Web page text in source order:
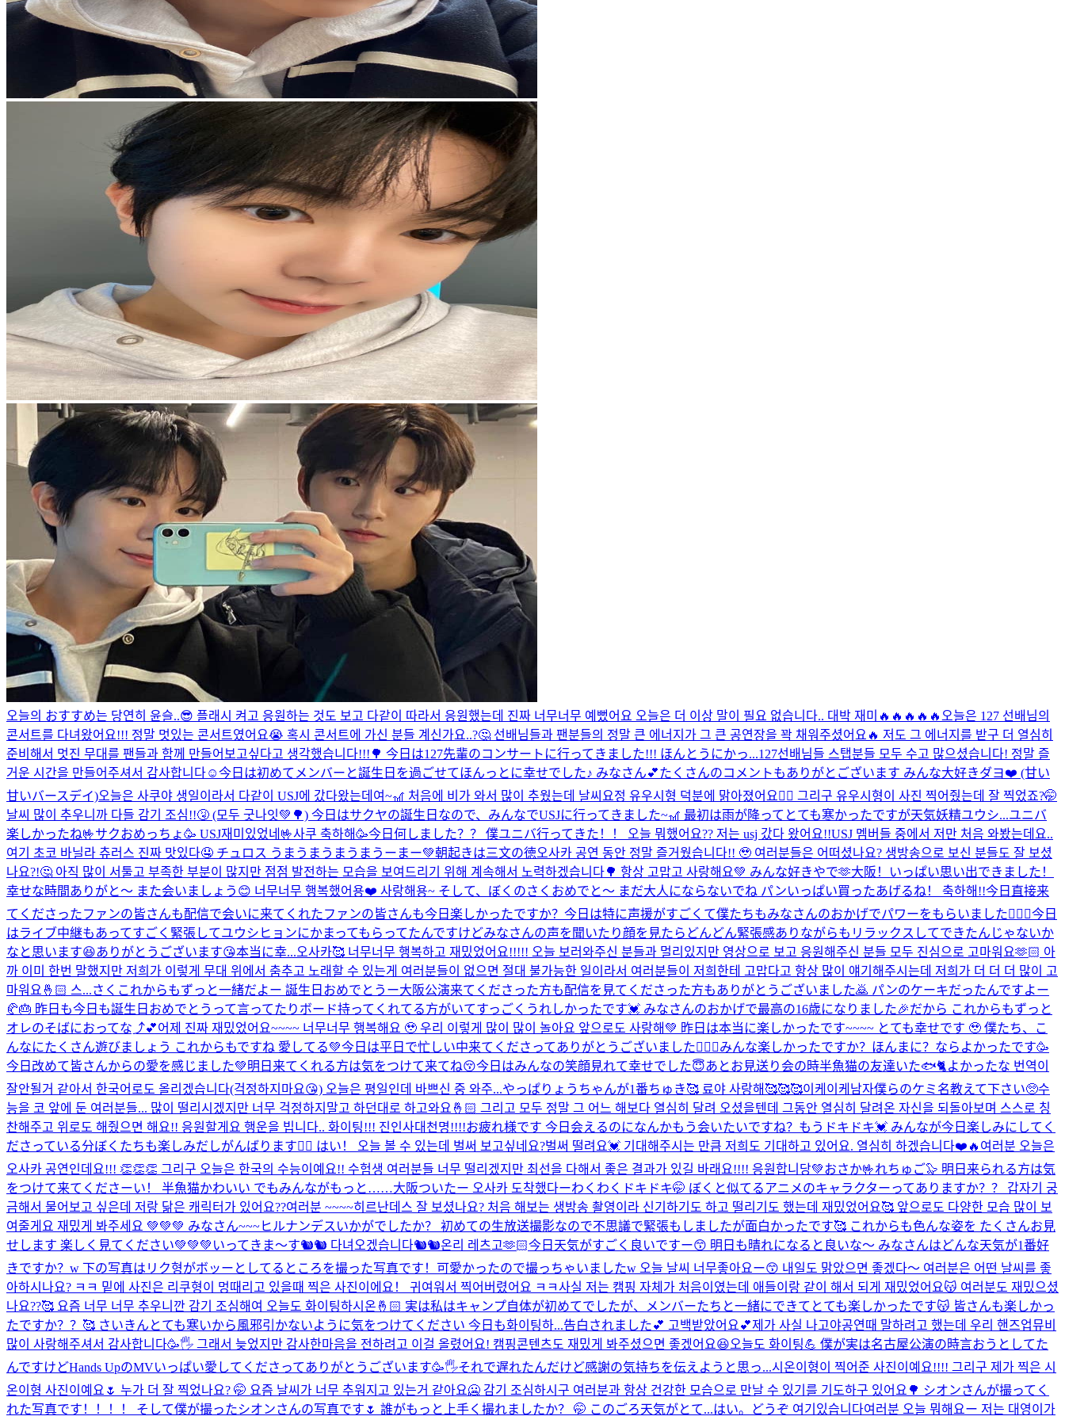
오늘의 おすすめ는 당연히 윤슬..😎 플래시 켜고 응원하는 것도 보고 다같이 따라서 응원했는데 진짜 너무너무 예뻤어요 오늘은 더 이상 말이 필요 없습니다.. 대박 재미🔥🔥🔥🔥🔥 오늘은 127 선배님의
콘서트를 다녀왔어요!!! 정말 멋있는 콘서트였어요😭 혹시 콘서트에 가신 분들 계신가요..?🤔 선배님들과 팬분들의 정말 큰 에너지가 그 큰 공연장을 꽉 채워주셨어요🔥 저도 그 에너지를 받구 더 열심히
준비해서 멋진 무대를 팬들과 함께 만들어보고싶다고 생각했습니다!!!🌳 今日は127先輩のコンサートに行ってきました!!! ほんとうにかっ...127선배님들 스탭분들 모두 수고 많으셨습니다! 정말 즐
거운 시간을 만들어주셔서 감사합니다☺️今日は初めてメンバーと誕生日を過ごせてほんっとに幸せでした♪ みなさん💕たくさんのコメントもありがとございます みんな大好きダヨ❤️ (甘い
甘いバースデイ)오늘은 사쿠야 생일이라서 다같이 USJ에 갔다왔는데여~🎢 처음에 비가 와서 많이 추웠는데 날씨요정 유우시형 덕분에 맑아졌어요🧚‍♂️ 그리구 유우시형이 사진 찍어줬는데 잘 찍었죠?🤭
날씨 많이 추우니까 다들 감기 조심!!🤧 (모두 굿나잇💚🌳) 今日はサクヤの誕生日なので、みんなでUSJに行ってきました~🎢 最初は雨が降ってとても寒かったですが天気妖精ユウシ...ユニバ
楽しかったね🤟サクおめっちょ🥳 USJ재미있었네🤟사쿠 축하해🥳今日何しました？？ 僕ユニバ行ってきた！！ 오늘 뭐했어요?? 저는 usj 갔다 왔어요!!USJ 멤버들 중에서 저만 처음 와봤는데요..
여기 초코 바닐라 츄러스 진짜 맛있다🤤 チュロス うまうまうまうまうーまー💚朝起きは三文の徳오사카 공연 동안 정말 즐거웠습니다!! 🥹 여러분들은 어떠셨나요? 생방송으로 보신 분들도 잘 보셨
나요?!🤔 아직 많이 서툴고 부족한 부분이 많지만 점점 발전하는 모습을 보여드리기 위해 계속해서 노력하겠습니다🌳 항상 고맙고 사랑해요💚 みんな好きやで🫶大阪！いっぱい思い出できました！
幸せな時間ありがと〜 また会いましょう😊 너무너무 행복했어용❤️ 사랑해용~ そして、ぼくのさくおめでと〜 まだ大人にならないでね パンいっぱい買ったあげるね！ 축하해!!今日直接来
てくださったファンの皆さんも配信で会いに来てくれたファンの皆さんも今日楽しかったですか？今日は特に声援がすごくて僕たちもみなさんのおかげでパワーをもらいました🙇🏻‍♂️今日
はライブ中継もあってすごく緊張してユウシヒョンにかまってもらってたんですけどみなさんの声を聞いたり顔を見たらどんどん緊張感ありながらもリラックスしてできたんじゃないか
なと思います😆ありがとうございます😘本当に幸...오사카🥰 너무너무 행복하고 재밌었어요!!!!! 오늘 보러와주신 분들과 멀리있지만 영상으로 보고 응원해주신 분들 모두 진심으로 고마워요🫶🏻 아
까 이미 한번 말했지만 저희가 이렇게 무대 위에서 춤추고 노래할 수 있는게 여러분들이 없으면 절대 불가능한 일이라서 여러분들이 저희한테 고맙다고 항상 많이 얘기해주시는데 저희가 더 더 더 많이 고
마워요🤞🏻 스...さくこれからもずっと一緒だよー 誕生日おめでとうー大阪公演来てくださった方も配信を見てくださった方もありがとうございました🙇 パンのケーキだったんですよー
🥐🎂 昨日も今日も誕生日おめでとうって言ってたりボード持ってくれてる方がいてすっごくうれしかったです💓 みなさんのおかげで最高の16歳になりました🎉だから これからもずっと
オレのそばにおってな⤴︎💕어제 진짜 재밌었어요~~~~ 너무너무 행복해요 🥹 우리 이렇게 많이 많이 놀아요 앞으로도 사랑해💚 昨日は本当に楽しかったです~~~~ とても幸せです 🥹 僕たち、こ
んなにたくさん遊びましょう これからもですね 愛してる💚今日は平日で忙しい中来てくださってありがとうございました🙇🏻‍♂️みんな楽しかったですか？ほんまに？ならよかったです🥳
今日改めて皆さんからの愛を感じました💚明日来てくれる方は気をつけて来てね😚今日はみんなの笑顔見れて幸せでした😇あとお見送り会の時半魚猫の友達いた🐟🐈よかったな 번역이
잘안될거 같아서 한국어로도 올리겠습니다(걱정하지마요😘) 오늘은 평일인데 바쁘신 중 와주...やっぱりょうちゃんが1番ちゅき🥰 료야 사랑해🥰🥰🥰이케이케남자僕らのケミ名教えて下さい🥺수
능을 코 앞에 둔 여러분들... 많이 떨리시겠지만 너무 걱정하지말고 하던대로 하고와요🤞🏻 그리고 모두 정말 그 어느 해보다 열심히 달려 오셨을텐데 그동안 열심히 달려온 자신을 되돌아보며 스스로 칭
찬해주고 위로도 해줬으면 해요!! 응원할게요 행운을 빕니다.. 화이팅!!! 진인사대천명!!!!お疲れ様です 今日会えるのになんかもう会いたいですね？もうドキドキ💓 みんなが今日楽しみにしてく
ださっている分ぼくたちも楽しみだしがんばります❤️‍🔥 はい！ 오늘 볼 수 있는데 벌써 보고싶네요?벌써 떨려요💓 기대해주시는 만큼 저희도 기대하고 있어요. 열심히 하겠습니다❤️🔥 여러분 오늘은
오사카 공연인데요!!! 👏👏👏 그리구 오늘은 한국의 수능이예요!! 수험생 여러분들 너무 떨리겠지만 최선을 다해서 좋은 결과가 있길 바래요!!!! 응원합니당💚おさか🤟れちゅご🦭 明日来られる方は気
をつけて来てくださーい！ 半魚猫かわいい でもみんながもっと……大阪ついたー 오사카 도착했다ーわくわくドキドキ🤭 ぼくと似てるアニメのキャラクターってありますか？？ 갑자기 궁
금해서 물어보고 싶은데 저랑 닮은 캐릭터가 있어요??여러분 ~~~~히르난데스 잘 보셨나요? 처음 해보는 생방송 촬영이라 신기하기도 하고 떨리기도 했는데 재밌었어요🥰 앞으로도 다양한 모습 많이 보
여줄게요 재밌게 봐주세요 💚💚💚 みなさん~~~ヒルナンデスいかがでしたか？ 初めての生放送撮影なので不思議で緊張もしましたが面白かったです🥰 これからも色んな姿を たくさんお見
せします 楽しく見てください💚💚💚 いってきま〜す🐿🐿 다녀오겠습니다🐿🐿온리 레츠고🫶🏻今日天気がすごく良いですー😙 明日も晴れになると良いな〜 みなさんはどんな天気が1番好
きですか？w 下の写真はリク형がボッーとしてるところを撮った写真です！可愛かったので撮っちゃいましたw 오늘 날씨 너무좋아요ー😙 내일도 맑았으면 좋겠다〜 여러분은 어떤 날씨를 좋
아하시나요? ㅋㅋ 밑에 사진은 리쿠형이 멍때리고 있을때 찍은 사진이에요！ 귀여워서 찍어버렸어요 ㅋㅋ사실 저는 캠핑 자체가 처음이였는데 애들이랑 같이 해서 되게 재밌었어요😽 여러분도 재밌으셨
나요??🥰 요즘 너무 너무 추우니깐 감기 조심해여 오늘도 화이팅하시온🤞🏻 実は私はキャンプ自体が初めてでしたが、メンバーたちと一緒にできてとても楽しかったです😽 皆さんも楽しかっ
たですか？？🥰 さいきんとても寒いから風邪引かないように気をつけてください 今日も화이팅하...告白されました💕 고백받았어요💕제가 사실 나고야공연때 말하려고 했는데 우리 핸즈업뮤비
많이 사랑해주셔서 감사합니다🥳🖐️ 그래서 늦었지만 감사한마음을 전하려고 이걸 올렸어요! 캠핑콘텐츠도 재밌게 봐주셨으면 좋겠어요😆오늘도 화이팅💪 僕が実は名古屋公演の時言おうとしてた
んですけどHands UpのMVいっぱい愛してくださってありがとうございます🥳🖐️それで遅れたんだけど感謝の気持ちを伝えようと思っ...시온이형이 찍어준 사진이예요!!!! 그리구 제가 찍은 시
온이형 사진이예요🌷 누가 더 잘 찍었나요? 🤭 요즘 날씨가 너무 추워지고 있는거 같아요🥶 감기 조심하시구 여러분과 항상 건강한 모습으로 만날 수 있기를 기도하구 있어요🌳 シオンさんが撮ってく
れた写真です！！！！ そして僕が撮ったシオンさんの写真です🌷 誰がもっと上手く撮れましたか？ 🤭 このごろ天気がとて...はい。どうぞ 여기있습니다여러분 오늘 뭐해요ー 저는 대영이가